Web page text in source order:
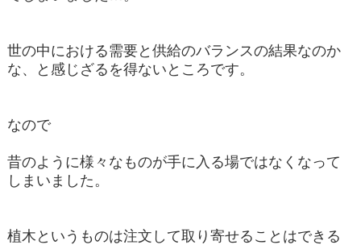
世の中における需要と供給のバランスの結果なのか
な、と感じざるを得ないところです。
なので
昔のように様々なものが手に入る場ではなくなって
しまいました。
植木というものは注文して取り寄せることはできる